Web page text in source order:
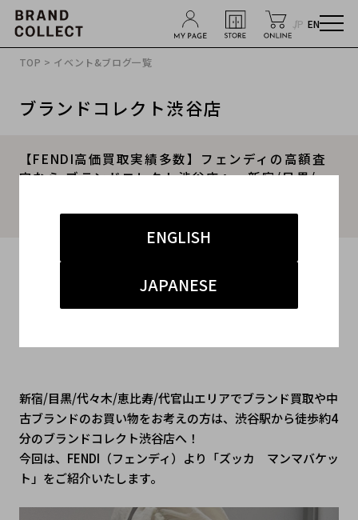
JP EN
ENGLISH
JAPANESE
TOP > イベント&ブログ一覧
ブランドコレクト渋谷店
【FENDI高価買取実績多数】フェンディの高額査
定なら ブランドコレクト渋谷店へ 新宿/目黒/
にお勧めです！
2026.05.13
#渋谷店 #買取 #渋谷 ハイブランド
新宿/目黒/代々木/恵比寿/代官山エリアでブランド買取や中
古ブランドのお買い物をお考えの方は、渋谷駅から徒歩約4
分のブランドコレクト渋谷店へ！
今回は、FENDI（フェンディ）より「ズッカ　マンマバケッ
ト」をご紹介いたします。